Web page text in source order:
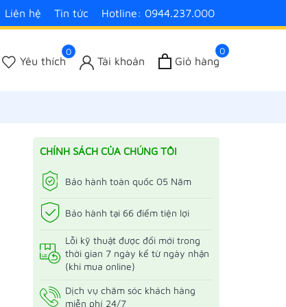
Liên hệ Tin tức Hotline: 0944.237.000
0
Yêu thích Tài khoản
0
Giỏ hàng
CHÍNH SÁCH CỦA CHÚNG TÔI
Bảo hành toàn quốc 05 Năm
Bảo hành tại 66 điểm tiện lợi
Lỗi kỹ thuật được đổi mới trong
thời gian 7 ngày kể từ ngày nhận
(khi mua online)
Dịch vụ chăm sóc khách hàng
miễn phí 24/7